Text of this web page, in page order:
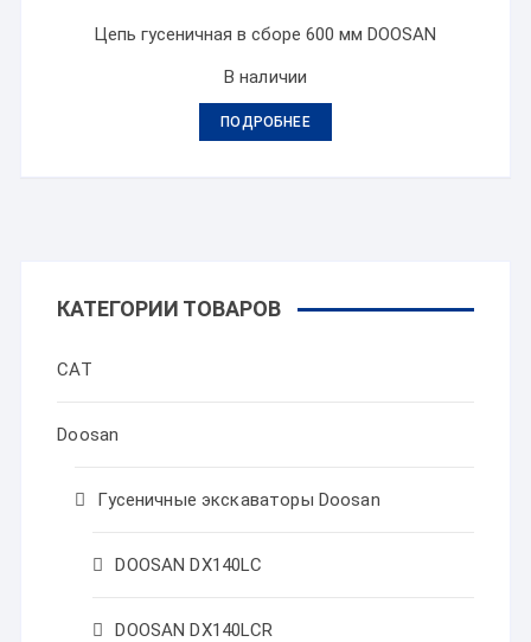
Цепь гусеничная в сборе 600 мм DOOSAN
В наличии
ПОДРОБНЕЕ
КАТЕГОРИИ ТОВАРОВ
CAT
Doosan
Гусеничные экскаваторы Doosan
DOOSAN DX140LC
DOOSAN DX140LCR